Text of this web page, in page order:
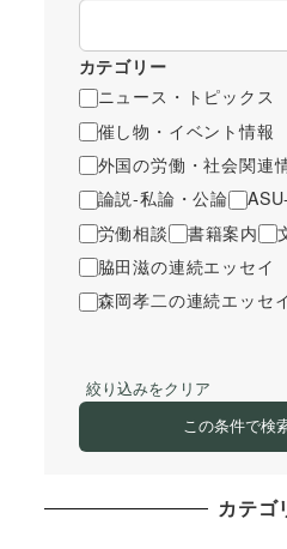
カテゴリー
ニュース・トピックス
催し物・イベント情報
外国の労働・社会関連
論説-私論・公論
労働相談
書籍案内
脇田滋の連続エッセイ
森岡孝二の連続エッセ
絞り込みをクリア
この条件で検
カテゴ